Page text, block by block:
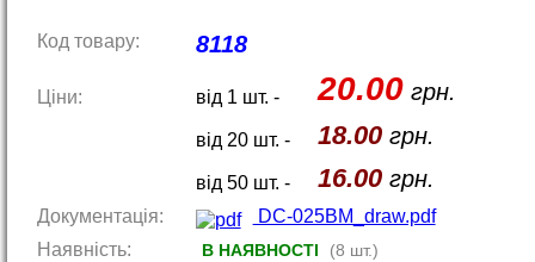
Код товару: 8118
Ціни: від 1 шт. - 20.00грн.
від 20 шт. - 18.00грн.
від 50 шт. - 16.00грн.
Документація:
DC-025BM_draw.pdf
Наявність:
В НАЯВНОСТІ (8 шт.)